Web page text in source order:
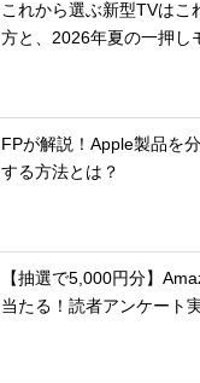
これから選ぶ新型TVはこ
方と、2026年夏の一押し
FPが解説！Apple製品を
する方法とは？
【抽選で5,000円分】
当たる！読者アンケート